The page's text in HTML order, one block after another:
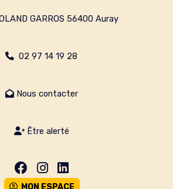
GARROS 56400 Auray
02 97 14 19 28
Nous contacter
Être alerté
MON ESPACE